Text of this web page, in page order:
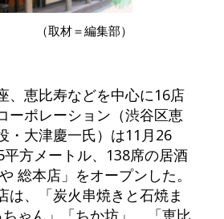
（取材＝編集部）
、恵比寿などを中心に16店
ーポレーション（渋谷区恵
・大津慶一氏）は11月26
方メートル、138席の居酒
総本店」をオープンした。
は、「炭火串焼きと石焼ま